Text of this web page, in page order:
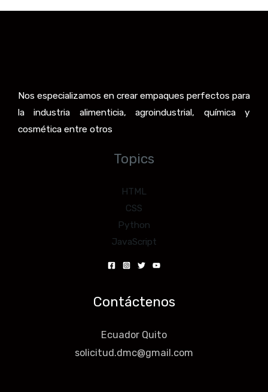
Nos especializamos en crear empaques perfectos para
la industria alimenticia, agroindustrial, química y
cosmética entre otros
Topics
HTML
CSS
Python
JavaScript
Contáctenos
Ecuador Quito
solicitud.dmc@gmail.com